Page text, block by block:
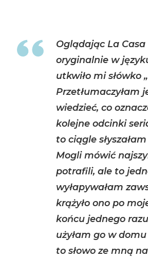
Oglądając La
oryginalnie w
utkwiło mi słówko
Przetłumaczyłam
wiedzieć, co
kolejne odcinki
to ciągle
Mogli mówić
potrafili, ale to
wyłapywałam
krążyło ono po
końcu jednego
użyłam go w
to słowo ze mną